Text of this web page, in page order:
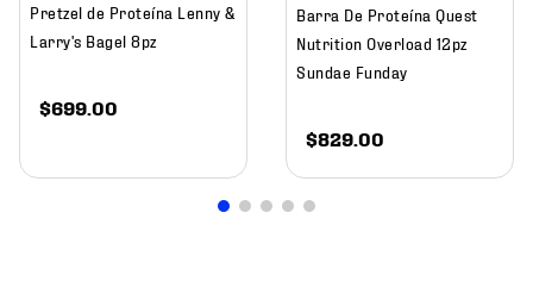
Pretzel de Proteína Lenny &
Larry's Bagel 8pz
$699.00
Barra De Proteína Quest
Nutrition Overload 12pz
Sundae Funday
$829.00